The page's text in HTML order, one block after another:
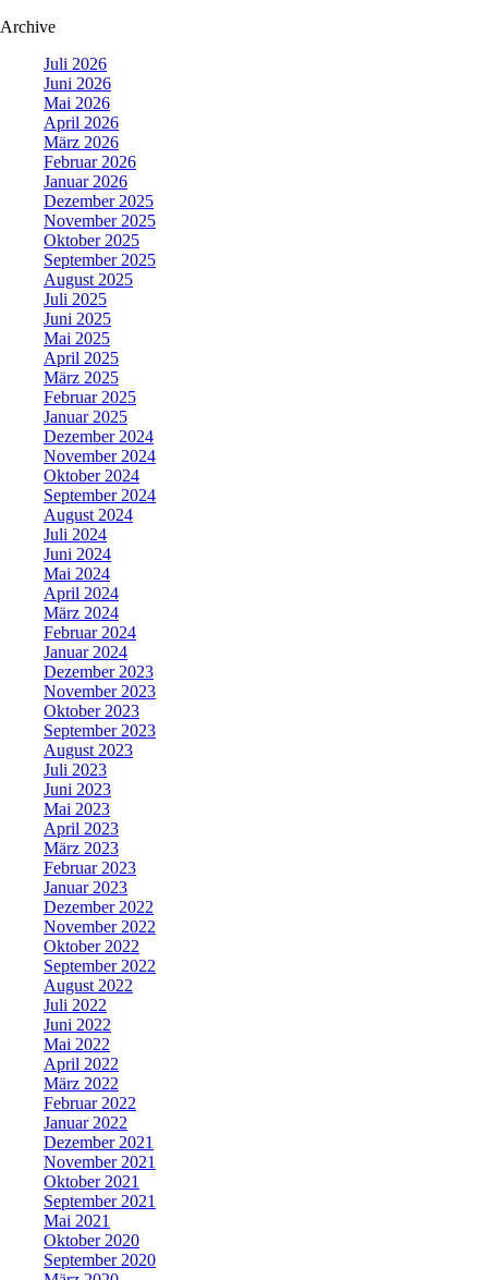
Archive
Juli 2026
Juni 2026
Mai 2026
April 2026
März 2026
Februar 2026
Januar 2026
Dezember 2025
November 2025
Oktober 2025
September 2025
August 2025
Juli 2025
Juni 2025
Mai 2025
April 2025
März 2025
Februar 2025
Januar 2025
Dezember 2024
November 2024
Oktober 2024
September 2024
August 2024
Juli 2024
Juni 2024
Mai 2024
April 2024
März 2024
Februar 2024
Januar 2024
Dezember 2023
November 2023
Oktober 2023
September 2023
August 2023
Juli 2023
Juni 2023
Mai 2023
April 2023
März 2023
Februar 2023
Januar 2023
Dezember 2022
November 2022
Oktober 2022
September 2022
August 2022
Juli 2022
Juni 2022
Mai 2022
April 2022
März 2022
Februar 2022
Januar 2022
Dezember 2021
November 2021
Oktober 2021
September 2021
Mai 2021
Oktober 2020
September 2020